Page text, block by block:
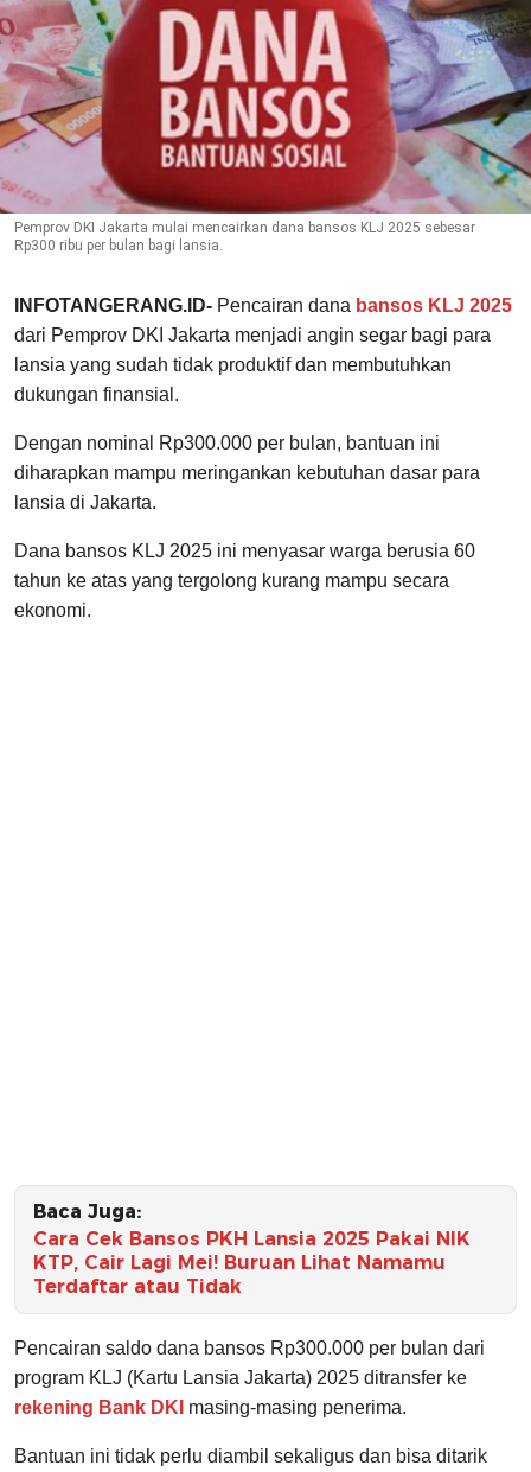
Pemprov DKI Jakarta mulai mencairkan dana bansos KLJ 2025 sebesar
Rp300 ribu per bulan bagi lansia.
INFOTANGERANG.ID- Pencairan dana bansos KLJ 2025
dari Pemprov DKI Jakarta menjadi angin segar bagi para
lansia yang sudah tidak produktif dan membutuhkan
dukungan finansial.
Dengan nominal Rp300.000 per bulan, bantuan ini
diharapkan mampu meringankan kebutuhan dasar para
lansia di Jakarta.
Dana bansos KLJ 2025 ini menyasar warga berusia 60
tahun ke atas yang tergolong kurang mampu secara
ekonomi.
Baca Juga:
Cara Cek Bansos PKH Lansia 2025 Pakai NIK
KTP, Cair Lagi Mei! Buruan Lihat Namamu
Terdaftar atau Tidak
Pencairan saldo dana bansos Rp300.000 per bulan dari
program KLJ (Kartu Lansia Jakarta) 2025 ditransfer ke
rekening Bank DKI masing-masing penerima.
Bantuan ini tidak perlu diambil sekaligus dan bisa ditarik